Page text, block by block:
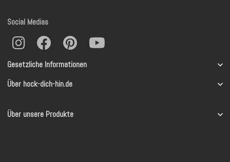
Gesetzliche Informationen
Über hock-dich-hin.de
Über unsere Produkte
Social Medias